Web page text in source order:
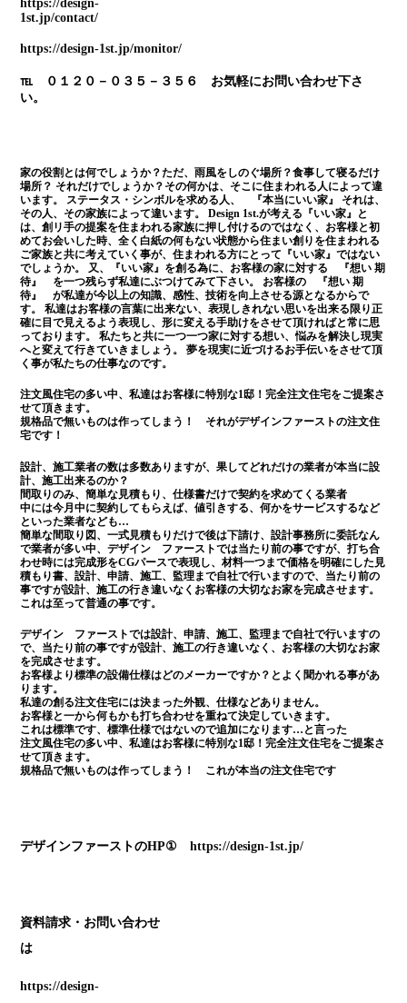
https://design-
1st.jp/contact/
https://design-1st.jp/monitor/
℡ ０１２０－０３５－３５６ お気軽にお問い合わせ下さ
い。
家の役割とは何でしょうか？ただ、雨風をしのぐ場所？食事して寝るだけ
場所？ それだけでしょうか？その何かは、そこに住まわれる人によって違
います。 ステータス・シンボルを求める人、 『本当にいい家』 それは、
その人、その家族によって違います。 Design 1st.が考える『いい家』と
は、創リ手の提案を住まわれる家族に押し付けるのではなく、お客様と初
めてお会いした時、全く白紙の何もない状態から住まい創りを住まわれる
ご家族と共に考えていく事が、住まわれる方にとって『いい家』ではない
でしょうか。 又、『いい家』を創る為に、お客様の家に対する 『想い 期
待』 を一つ残らず私達にぶつけてみて下さい。 お客様の 『想い 期
待』 が私達が今以上の知識、感性、技術を向上させる源となるからで
す。 私達はお客様の言葉に出来ない、表現しきれない思いを出来る限り正
確に目で見えるよう表現し、形に変える手助けをさせて頂ければと常に思
っております。 私たちと共に一つ一つ家に対する想い、悩みを解決し現実
へと変えて行きていきましょう。 夢を現実に近づけるお手伝いをさせて頂
く事が私たちの仕事なのです。
注文風住宅の多い中、私達はお客様に特別な1邸！完全注文住宅をご提案さ
せて頂きます。
規格品で無いものは作ってしまう！ それがデザインファーストの注文住
宅です！
設計、施工業者の数は多数ありますが、果してどれだけの業者が本当に設
計、施工出来るのか？
間取りのみ、簡単な見積もり、仕様書だけで契約を求めてくる業者
中には今月中に契約してもらえば、値引きする、何かをサービスするなど
といった業者なども…
簡単な間取り図、一式見積もりだけで後は下請け、設計事務所に委託なん
で業者が多い中、デザイン ファーストでは当たり前の事ですが、打ち合
わせ時には完成形をCGパースで表現し、材料一つまで価格を明確にした見
積もり書、設計、申請、施工、監理まで自社で行いますので、当たり前の
事ですが設計、施工の行き違いなくお客様の大切なお家を完成させます。
これは至って普通の事です。
デザイン ファーストでは設計、申請、施工、監理まで自社で行いますの
で、当たり前の事ですが設計、施工の行き違いなく、お客様の大切なお家
を完成させます。
お客様より標準の設備仕様はどのメーカーですか？とよく聞かれる事があ
ります。
私達の創る注文住宅には決まった外観、仕様などありません。
お客様と一から何もかも打ち合わせを重ねて決定していきます。
これは標準です、標準仕様ではないので追加になります…と言った
注文風住宅の多い中、私達はお客様に特別な1邸！完全注文住宅をご提案さ
せて頂きます。
規格品で無いものは作ってしまう！ これが本当の注文住宅です
デザインファーストのHP①https://design-1st.jp/
資料請求・お問い合わせ
https://design-